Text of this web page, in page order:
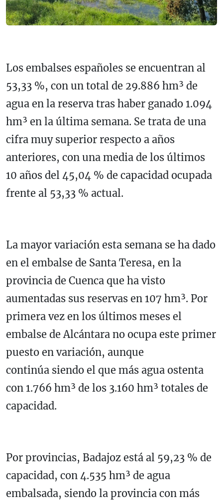
Los embalses españoles se encuentran al
53,33 %, con un total de 29.886 hm³ de
agua en la reserva tras haber ganado 1.094
hm³ en la última semana. Se trata de una
cifra muy superior respecto a años
anteriores, con una media de los últimos
10 años del 45,04 % de capacidad ocupada
frente al 53,33 % actual.
La mayor variación esta semana se ha dado
en el embalse de Santa Teresa, en la
provincia de Cuenca que ha visto
aumentadas sus reservas en 107 hm³. Por
primera vez en los últimos meses el
embalse de Alcántara no ocupa este primer
puesto en variación, aunque
continúa siendo el que más agua ostenta
con 1.766 hm³ de los 3.160 hm³ totales de
capacidad.
Por provincias, Badajoz está al 59,23 % de
capacidad, con 4.535 hm³ de agua
embalsada, siendo la provincia con más